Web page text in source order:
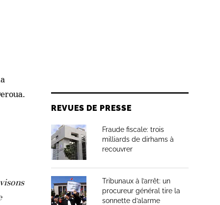
REVUES DE PRESSE
Fraude fiscale: trois
milliards de dirhams à
recouvrer
Tribunaux à l’arrêt: un
procureur général tire la
sonnette d’alarme